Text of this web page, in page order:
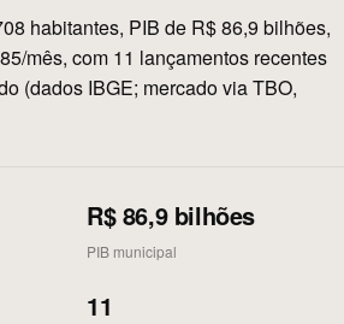
habitantes, PIB de R$ 86,9 bilhões,
mês, com 11 lançamentos recentes
(dados IBGE; mercado via TBO,
R$ 86,9 bilhões
PIB municipal
11